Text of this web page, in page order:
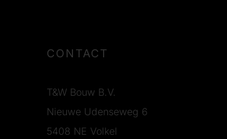
CONTACT
T&W Bouw B.V.
Nieuwe Udenseweg 6
5408 NE Volkel